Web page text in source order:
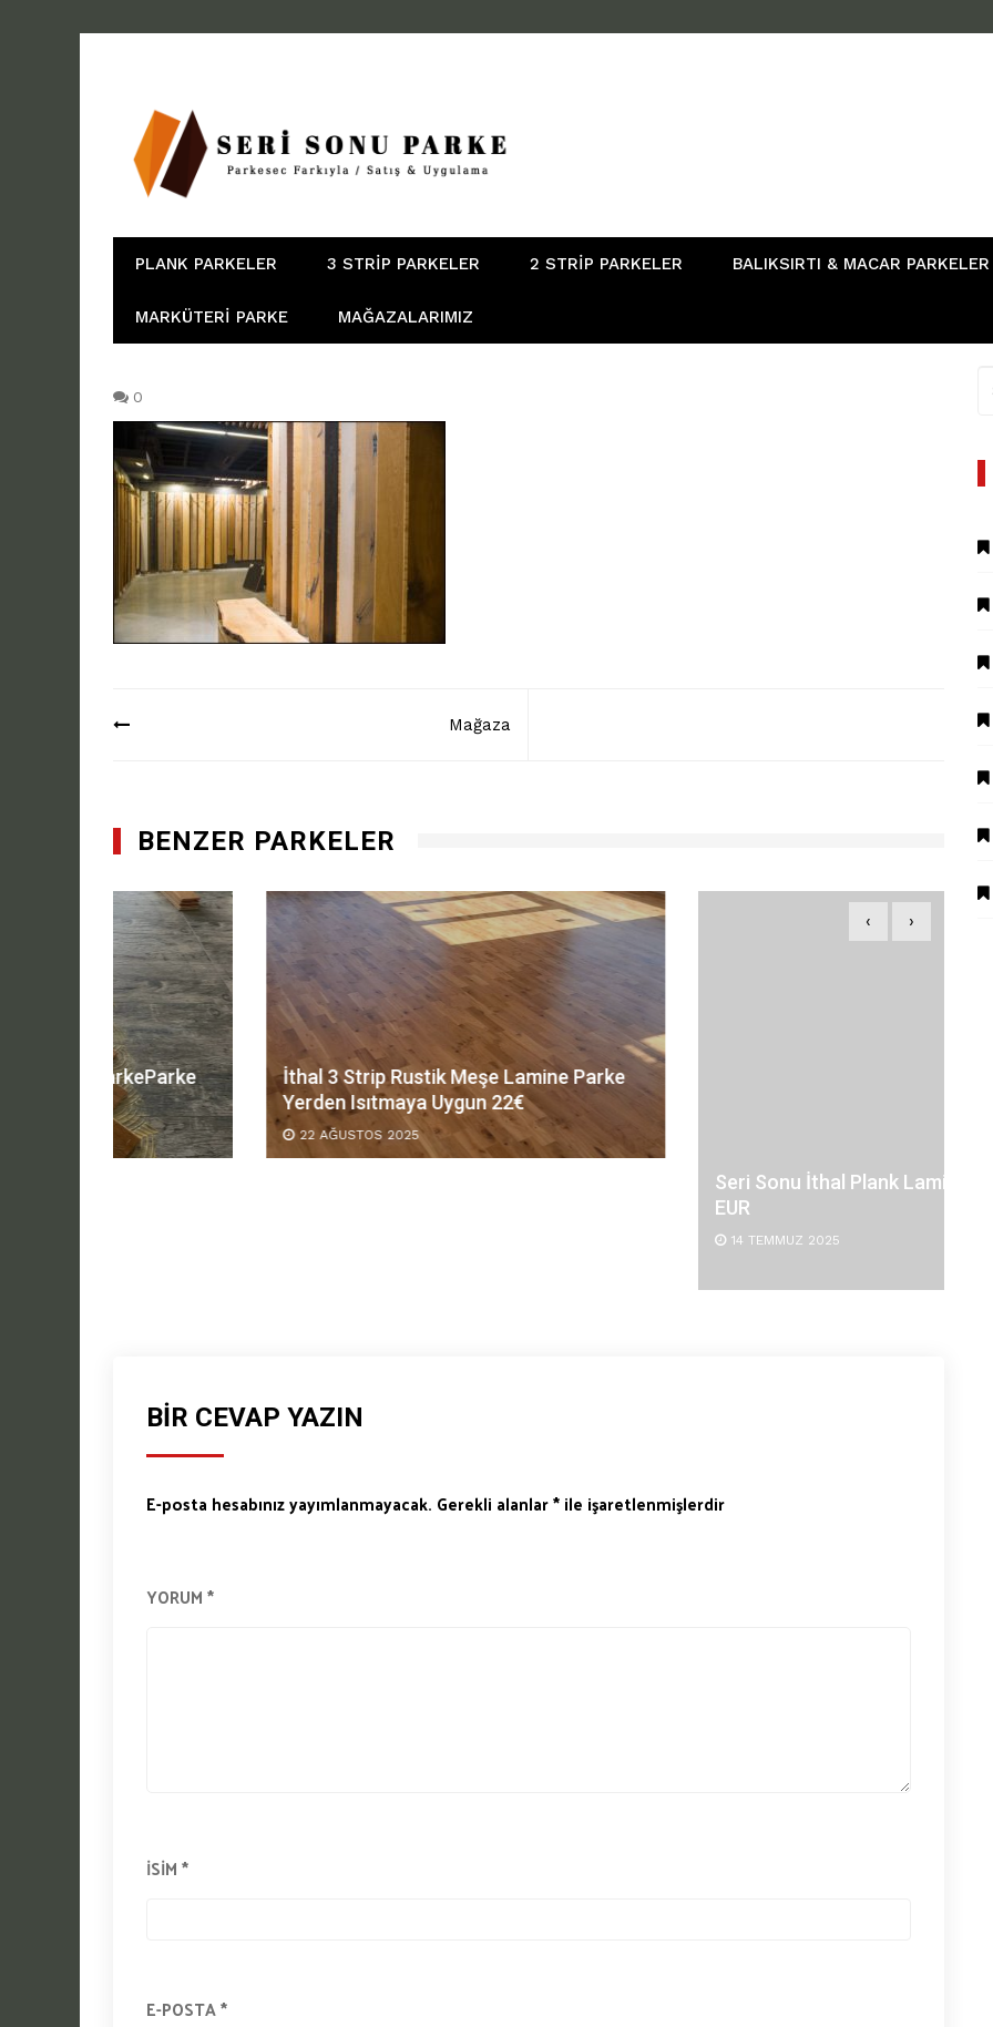
PLANK PARKELER 3 STRIP PARKELER 2 STRIP PARKELER BALIKSIRTI & MACAR PARKELER
MARKÜTERI PARKE MAĞAZALARIMIZ
0
Yazı
Mağaza
BENZER PARKELER
İthal 3 Strip Rustik Meşe Lamine Parke
Yerden Isıtmaya Uygun 22€
22 AĞUSTOS 2025
Seri Sonu İthal Plank Lamine Parke 32
14 TEMMUZ 2025
‹ ›
BIR CEVAP YAZIN
E-posta hesabınız yayımlanmayacak. Gerekli alanlar*ile işaretlenmişlerdir
YORUM*
İSIM*
E-POSTA*